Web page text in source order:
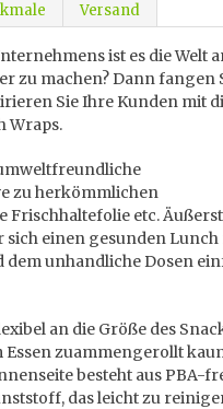
Versand
ist es die Welt
zu machen? Dann fangen
Sie Ihre Kunden mit
Wraps.
zu herkömmlichen
Frischhaltefolie etc. Äußerst
sich einen gesunden
unhandliche Dosen
an die Größe des
zuammengerollt
besteht aus PBA-
das leicht zu